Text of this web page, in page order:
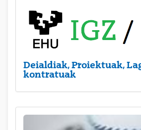
Deialdiak, Proiektuak,
kontratuak